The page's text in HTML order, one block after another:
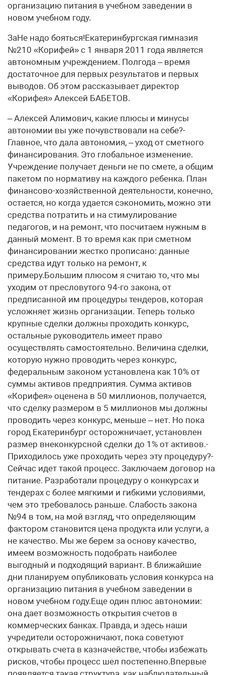
организацию питания в учебном заведении в
новом учебном году.
ЗаНе надо бояться!Екатеринбургская гимназия
№210 «Корифей» с 1 января 2011 года является
автономным учреждением. Полгода – время
достаточное для первых результатов и первых
выводов. Об этом рассказывает директор
«Корифея» Алексей БАБЕТОВ.
– Алексей Алимович, какие плюсы и минусы
автономии вы уже почувствовали на себе?-
Главное, что дала автономия, – уход от сметного
финансирования. Это глобальное изменение.
Учреждение получает деньги не по смете, а общим
пакетом по нормативу на каждого ребенка. План
финансово-хозяйственной деятельности, конечно,
остается, но когда удается сэкономить, можно эти
средства потратить и на стимулирование
педагогов, и на ремонт, что посчитаем нужным в
данный момент. В то время как при сметном
финансировании жестко прописано: данные
средства идут только на ремонт, к
примеру.Большим плюсом я считаю то, что мы
уходим от пресловутого 94-го закона, от
предписанной им процедуры тендеров, которая
усложняет жизнь организации. Теперь только
крупные сделки должны проходить конкурс,
остальные руководитель имеет право
осуществлять самостоятельно. Величина сделки,
которую нужно проводить через конкурс,
федеральным законом установлена как 10% от
суммы активов предприятия. Сумма активов
«Корифея» оценена в 50 миллионов, получается,
что сделку размером в 5 миллионов мы должны
проводить через конкурс, меньше – нет. Но пока
город Екатеринбург осторожничает, установлен
размер внеконкурсной сделки до 1% от активов.-
Приходилось уже проходить через эту процедуру?-
Сейчас идет такой процесс. Заключаем договор на
питание. Разработали процедуру о конкурсах и
тендерах с более мягкими и гибкими условиями,
чем это требовалось раньше. Слабость закона
№94 в том, на мой взгляд, что определяющим
фактором становится цена продукта или услуги, а
не качество. Мы же берем за основу качество,
имеем возможность подобрать наиболее
выгодный и подходящий вариант. В ближайшие
дни планируем опубликовать условия конкурса на
организацию питания в учебном заведении в
новом учебном году.Еще один плюс автономии:
она дает возможность открытия счетов в
коммерческих банках. Правда, и здесь наши
учредители осторожничают, пока советуют
открывать счета в казначействе, чтобы избежать
рисков, чтобы процесс шел постепенно.Впервые